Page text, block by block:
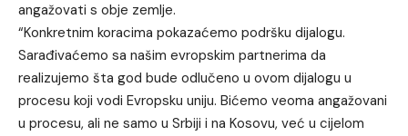
angažovati s obje zemlje.
“Konkretnim koracima pokazaćemo podršku dijalogu.
Sarađivaćemo sa našim evropskim partnerima da
realizujemo šta god bude odlučeno u ovom dijalogu u
procesu koji vodi Evropsku uniju. Bićemo veoma angažovani
u procesu, ali ne samo u Srbiji i na Kosovu, već u cijelom